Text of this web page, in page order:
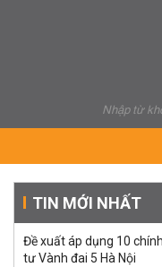
TIN MỚI NHẤT
Đề xuất áp dụng 10
tư Vành đai 5 Hà Nội